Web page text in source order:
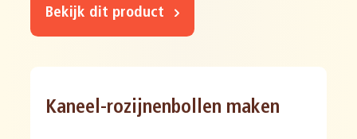
Bekijk dit product
Kaneel-rozijnenbollen maken